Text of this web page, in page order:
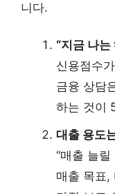
니다.
“지금 나
신용점수
금융 상담
하는 것이
대출 용도
“매출 늘
매출 목표,